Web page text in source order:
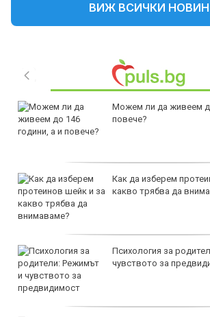
ВИЖ ВСИЧКИ
Можем ли да живеем
повече?
Как да изберем
какво трябва да
Психология за
чувството за